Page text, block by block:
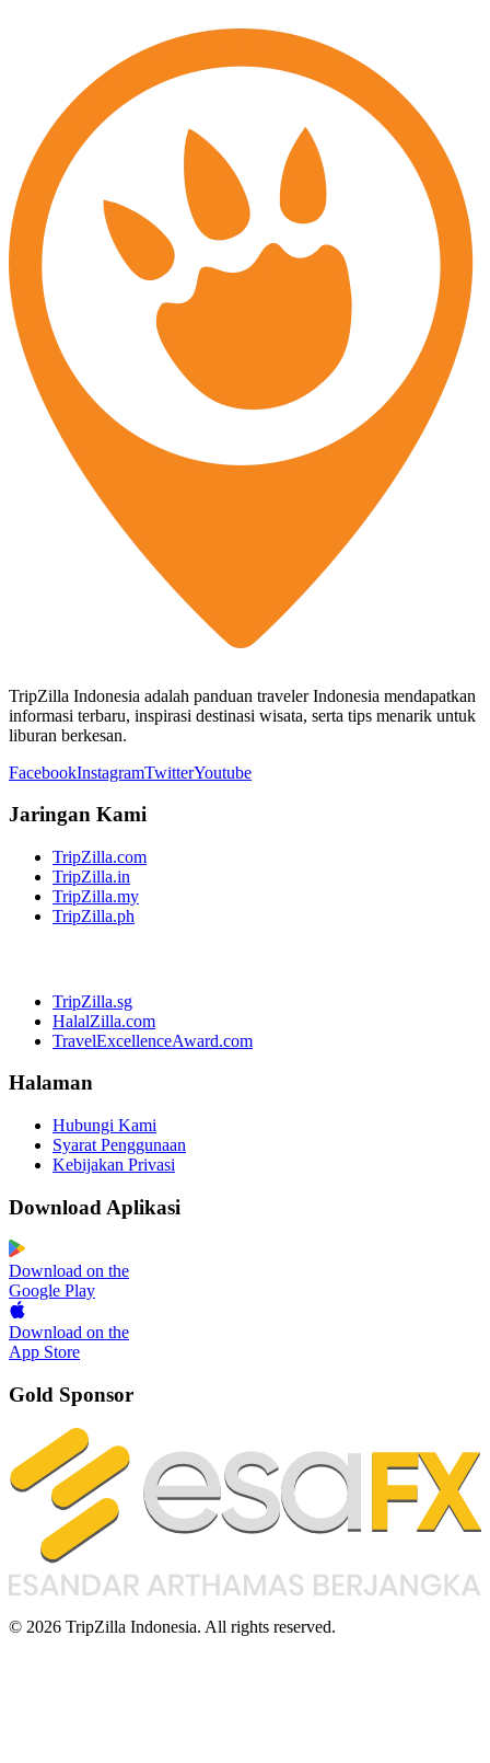
TripZilla Indonesia adalah panduan traveler Indonesia mendapatkan
informasi terbaru, inspirasi destinasi wisata, serta tips menarik untuk
liburan berkesan.
FacebookInstagramTwitterYoutube
Jaringan Kami
TripZilla.com
TripZilla.in
TripZilla.my
TripZilla.ph
TripZilla.sg
HalalZilla.com
TravelExcellenceAward.com
Halaman
Hubungi Kami
Syarat Penggunaan
Kebijakan Privasi
Download Aplikasi
Download on the
Google Play
Download on the
App Store
Gold Sponsor
© 2026 TripZilla Indonesia. All rights reserved.